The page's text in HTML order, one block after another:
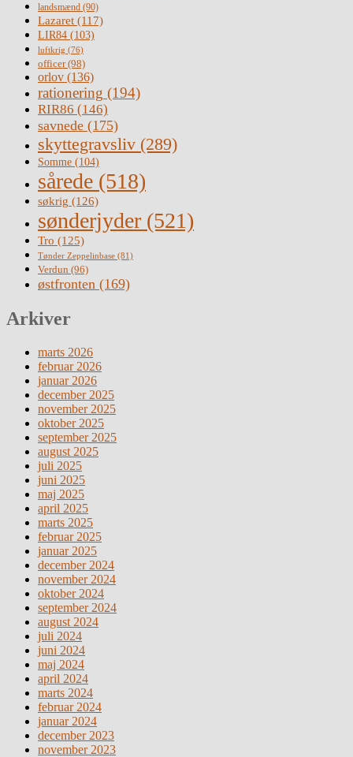
landsmænd (90)
Lazaret (117)
LIR84 (103)
luftkrig (76)
officer(98)
orlov (136)
rationering (194)
RIR86 (146)
savnede (175)
skyttegravsliv (289)
Somme (104)
sårede (518)
søkrig (126)
sønderjyder (521)
Tro (125)
Tønder Zeppelinbase (81)
Verdun (96)
østfronten (169)
Arkiver
marts 2026
februar 2026
januar 2026
december 2025
november 2025
oktober 2025
september 2025
august 2025
juli 2025
juni 2025
maj 2025
april 2025
marts 2025
februar 2025
januar 2025
december 2024
november 2024
oktober 2024
september 2024
august 2024
juli 2024
juni 2024
maj 2024
april 2024
marts 2024
februar 2024
januar 2024
december 2023
november 2023